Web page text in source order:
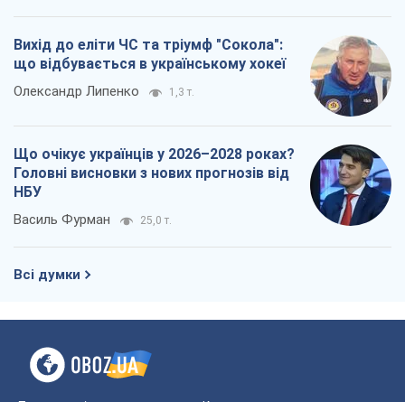
Вихід до еліти ЧС та тріумф "Сокола":
що відбувається в українському хокеї
Олександр Липенко 1,3 т.
Що очікує українців у 2026–2028 роках?
Головні висновки з нових прогнозів від
НБУ
Василь Фурман 25,0 т.
Всі думки